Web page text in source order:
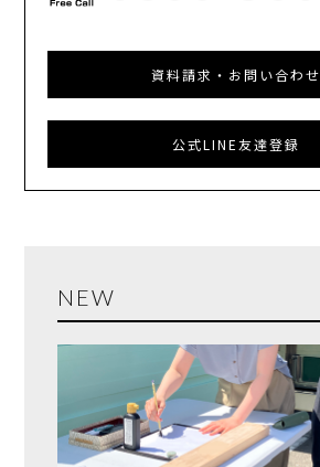
資料請求・お問い合わせ
公式LINE友達登録
NEW